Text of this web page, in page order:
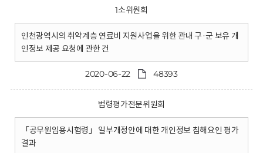
1소위원회
인천광역시의 취약계층 연료비 지원사업을 위한 관내 구·군 보유 개
인정보 제공 요청에 관한 건
2020-06-22 48393
법령평가전문위원회
「공무원임용시험령」 일부개정안에 대한 개인정보 침해요인 평가
결과